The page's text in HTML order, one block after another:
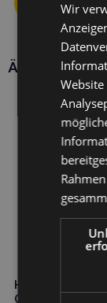
Ähnliche
HOLISTA Arthro
Gelenke für
Wir